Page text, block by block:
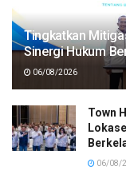
Tingkatkan
Sinergi Hukum
06/08/2026
Town
06/08/